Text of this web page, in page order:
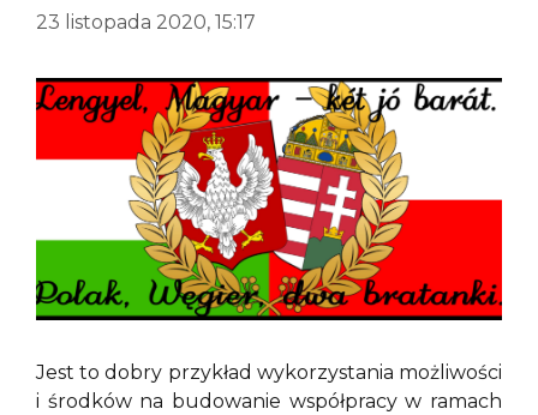
23 listopada 2020, 15:17
Jest to dobry przykład wykorzystania możliwości
i środków na budowanie współpracy w ramach